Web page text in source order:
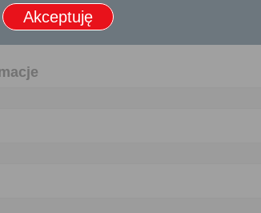
Akceptuję